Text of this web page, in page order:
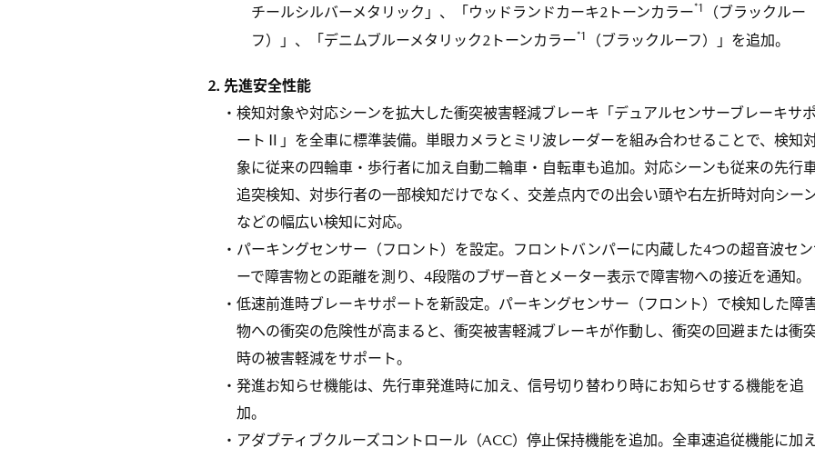
チールシルバーメタリック」、「ウッドランドカーキ2トーンカラー*1
（ブラックルー
フ）」、「デニムブルーメタリック2トーンカラー*1 （ブラックルーフ）」を追加。
2. 先進安全性能
・検知対象や対応シーンを拡大した衝突被害軽減ブレーキ「デュアルセンサーブレーキサポ
ートⅡ」を全車に標準装備。単眼カメラとミリ波レーダーを組み合わせることで、検知
象に従来の四輪車・歩行者に加え自動二輪車・自転車も追加。対応シーンも従来の先行
追突検知、対歩行者の一部検知だけでなく、交差点内での出会い頭や右左折時対向シー
などの幅広い検知に対応。
・パーキングセンサー（フロント）を設定。フロントバンパーに内蔵した4つの超音波セ
ーで障害物との距離を測り、4段階のブザー音とメーター表示で障害物への接近を通知。
・低速前進時ブレーキサポートを新設定。パーキングセンサー（フロント）で検知した障
物への衝突の危険性が高まると、衝突被害軽減ブレーキが作動し、衝突の回避または衝
時の被害軽減をサポート。
・発進お知らせ機能は、先行車発進時に加え、信号切り替わり時にお知らせする機能を追
加。
・アダプティブクルーズコントロール（ACC）停止保持機能を追加。全車速追従機能に加